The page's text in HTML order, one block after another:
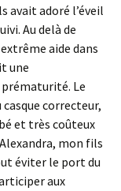
avait adoré l’éveil
Au delà de
aide dans
une
Le
correcteur,
et très coûteux
mon fils
éviter le port du
aux